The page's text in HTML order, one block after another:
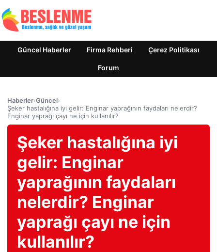
Güncel Haberler Firma Rehberi Çerez Politikası
Forum
Haberler›Güncel›
Şeker hastalığına iyi gelir: Enginar yaprağının faydaları nelerdir?
Enginar yaprağı çayı ne için kullanılır?
Şeker hastalığına iyi
gelir: Enginar
yaprağının faydaları
nelerdir? Enginar
yaprağı çayı ne için
kullanılır?